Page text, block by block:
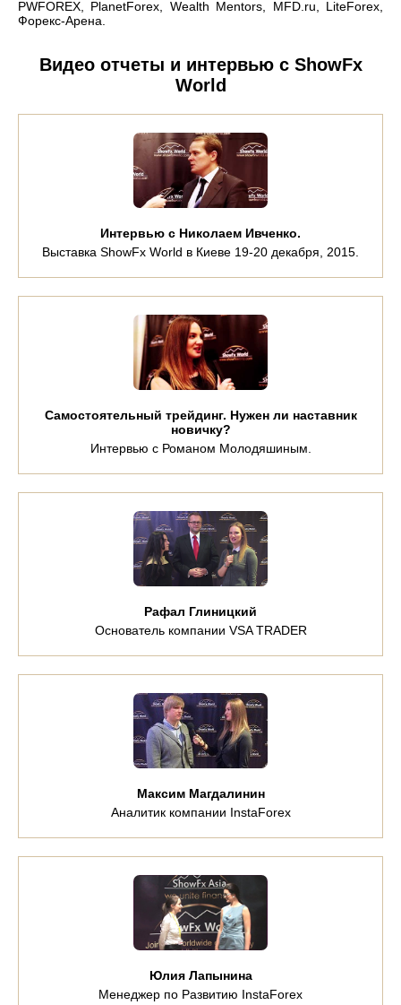
PWFOREX, PlanetForex, Wealth Mentors, MFD.ru, LiteForex,
Форекс-Арена.
Видео отчеты и интервью с ShowFx
World
Интервью с Николаем Ивченко.
Выставка ShowFx World в Киеве 19-20 декабря, 2015.
Самостоятельный трейдинг. Нужен ли наставник
новичку?
Интервью с Романом Молодяшиным.
Рафал Глиницкий
Основатель компании VSA TRADER
Максим Магдалинин
Аналитик компании InstaForex
Юлия Лапынина
Менеджер по Развитию InstaForex